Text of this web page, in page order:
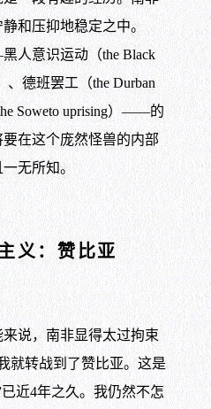
和压抑地稳定之中。
人意识运动（the Black
、德班罢工（the Durban
Soweto uprising）——的
在这个庞然怪兽的内部
无所知。
义：赞比亚
说，南非显得太过拘束
就转战到了赞比亚。这是
近4年之久。我仍然不怎